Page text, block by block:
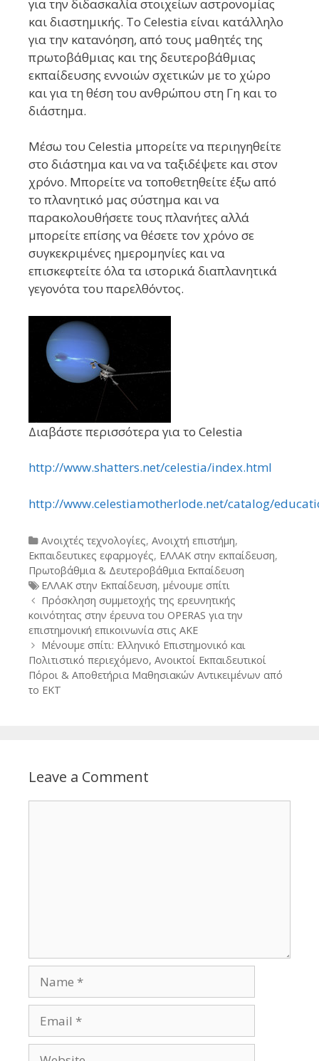
για την διδασκαλία στοιχείων αστρονομίας
και διαστημικής. Το Celestia είναι κατάλληλο
για την κατανόηση, από τους μαθητές της
πρωτοβάθμιας και της δευτεροβάθμιας
εκπαίδευσης εννοιών σχετικών με το χώρο
και για τη θέση του ανθρώπου στη Γη και το
διάστημα.
Μέσω του Celestia μπορείτε να περιηγηθείτε
στο διάστημα και να να ταξιδέψετε και στον
χρόνο. Μπορείτε να τοποθετηθείτε έξω από
το πλανητικό μας σύστημα και να
παρακολουθήσετε τους πλανήτες αλλά
μπορείτε επίσης να θέσετε τον χρόνο σε
συγκεκριμένες ημερομηνίες και να
επισκεφτείτε όλα τα ιστορικά διαπλανητικά
γεγονότα του παρελθόντος.
Διαβάστε περισσότερα για το Celestia
http://www.shatters.net/celestia/index.html
http://www.celestiamotherlode.net/catalog/
Categories
Ανοιχτές τεχνολογίες, Ανοιχτή επιστήμη,
Εκπαιδευτικες εφαρμογές, ΕΛΛΑΚ στην εκπαίδευση,
Πρωτοβάθμια & Δευτεροβάθμια Εκπαίδευση
Tags
ΕΛΛΑΚ στην Εκπαίδευση, μένουμε σπίτι
Post
navigation
Πρόσκληση συμμετοχής της ερευνητικής
κοινότητας στην έρευνα του OPERAS για την
επιστημονική επικοινωνία στις ΑΚΕ
Μένουμε σπίτι: Ελληνικό Επιστημονικό και
Πολιτιστικό περιεχόμενο, Ανοικτοί Εκπαιδευτικοί
Πόροι & Αποθετήρια Μαθησιακών Αντικειμένων από
το ΕΚΤ
Leave a Comment